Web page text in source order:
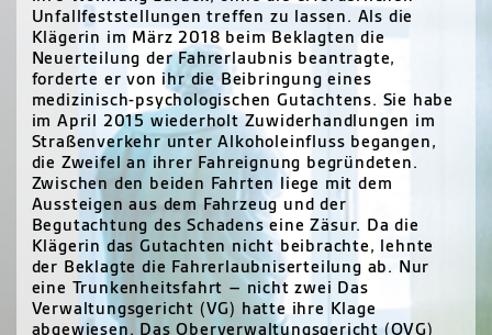
Unfallfeststellungen treffen zu lassen. Als die
Klägerin im März 2018 beim Beklagten die
Neuerteilung der Fahrerlaubnis beantragte,
forderte er von ihr die Beibringung eines
medizinisch-psychologischen Gutachtens. Sie habe
im April 2015 wiederholt Zuwiderhandlungen im
Straßenverkehr unter Alkoholeinfluss begangen,
die Zweifel an ihrer Fahreignung begründeten.
Zwischen den beiden Fahrten liege mit dem
Aussteigen aus dem Fahrzeug und der
Begutachtung des Schadens eine Zäsur. Da die
Klägerin das Gutachten nicht beibrachte, lehnte
der Beklagte die Fahrerlaubniserteilung ab. Nur
eine Trunkenheitsfahrt – nicht zwei Das
Verwaltungsgericht (VG) hatte ihre Klage
abgewiesen. Das Oberverwaltungsgericht (OVG)